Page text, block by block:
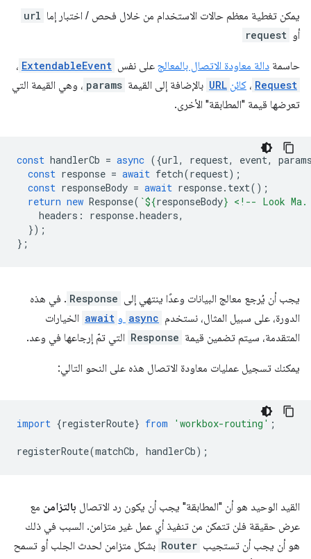
يمكن تغطية معظم حالات الاستخدام من خلال فحص / اختبار إما url
أو request
حاسمة دالة معاودة الاتصال بالمعالج على نفس ExtendableEvent ،
Request ، كائن URL بالإضافة إلى القيمة params ، وهي القيمة التي
تعرضها قيمة "المطابقة" الأخرى.
const handlerCb = async ({url, request, event,
const response = await fetch(request);
const responseBody = await response. text();
return new Response( `${responseBody} <!-- Look Ma.
headers : response.headers,
});
};
يجب أن يُرجع معالج البيانات وعدًا ينتهي إلى Response . في هذه
الدورة، على سبيل المثال، نستخدم async و await الخيارات
المتقدمة، سيتم تضمين قيمة Response التي تمّ إرجاعها في وعد.
يمكنك تسجيل عمليات معاودة الاتصال هذه على النحو التالي:
import {registerRoute} from 'workbox-routing' ;
registerRoute(matchCb, handlerCb);
القيد الوحيد هو أن "المطابقة" يجب أن يكون رد الاتصال بالتزامن مع
عرض حقيقة فلن تتمكن من تنفيذ أي عمل غير متزامن. السبب في ذلك
هو أن يجب أن تستجيب Router بشكل متزامن لحدث الجلب أو تسمح